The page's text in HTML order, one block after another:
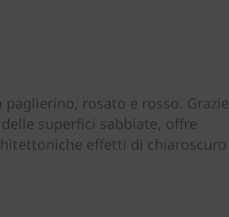
rosato e rosso. Grazie
superfici sabbiate, offre
effetti di chiaroscuro